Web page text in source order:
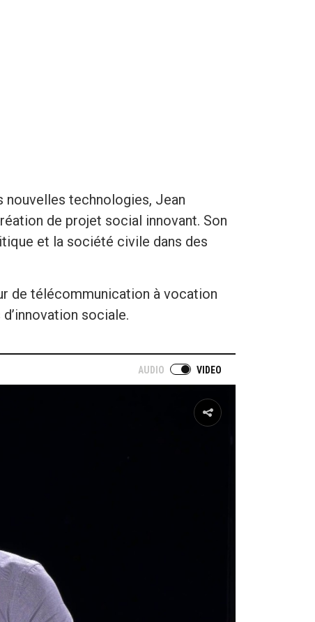
nouvelles technologies, Jean
de projet social innovant. Son
et la société civile dans des
de télécommunication à vocation
sociale.
AUDIO VIDEO